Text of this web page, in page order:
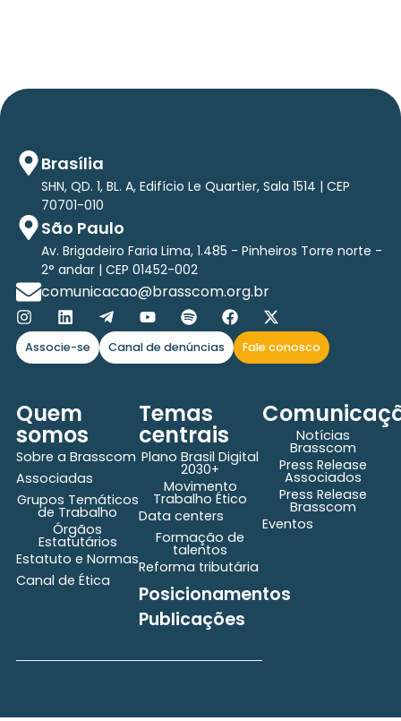
Brasília
SHN, QD. 1, BL. A, Edifício Le Quartier, Sala 1514 | CEP
70701-010
São Paulo
Av. Brigadeiro Faria Lima, 1.485 - Pinheiros Torre norte -
2° andar | CEP 01452-002
comunicacao@brasscom.org.br
Associe-se Canal de denúncias Fale conosco
Quem
somos
Sobre a Brasscom
Associadas
Grupos Temáticos
de Trabalho
Órgãos
Estatutários
Estatuto e Normas
Canal de Ética
Temas
centrais
Plano Brasil Digital
2030+
Movimento
Trabalho Ético
Data centers
Formação de
talentos
Reforma tributária
Posicionamentos
Publicações
Notícias
Brasscom
Press Release
Associados
Press Release
Brasscom
Eventos